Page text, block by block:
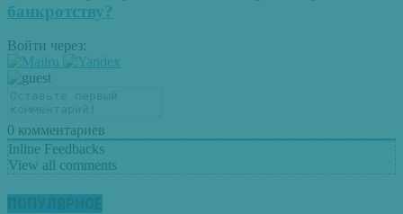
банкротству?
Войти через:
0 комментариев
Inline Feedbacks
View all comments
ПОПУЛЯРНОЕ